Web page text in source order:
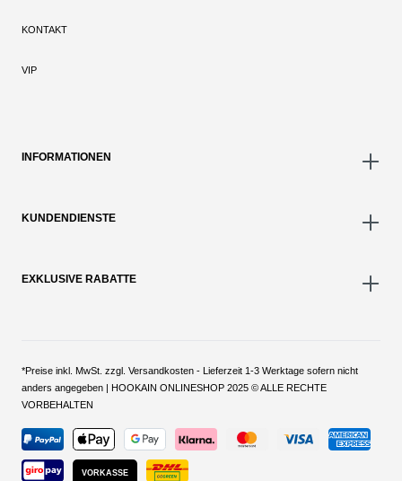
KONTAKT
VIP
INFORMATIONEN
KUNDENDIENSTE
EXKLUSIVE RABATTE
*Preise inkl. MwSt. zzgl. Versandkosten - Lieferzeit 1-3 Werktage sofern nicht
anders angegeben | HOOKAIN ONLINESHOP 2025 © ALLE RECHTE
VORBEHALTEN
VORKASSE